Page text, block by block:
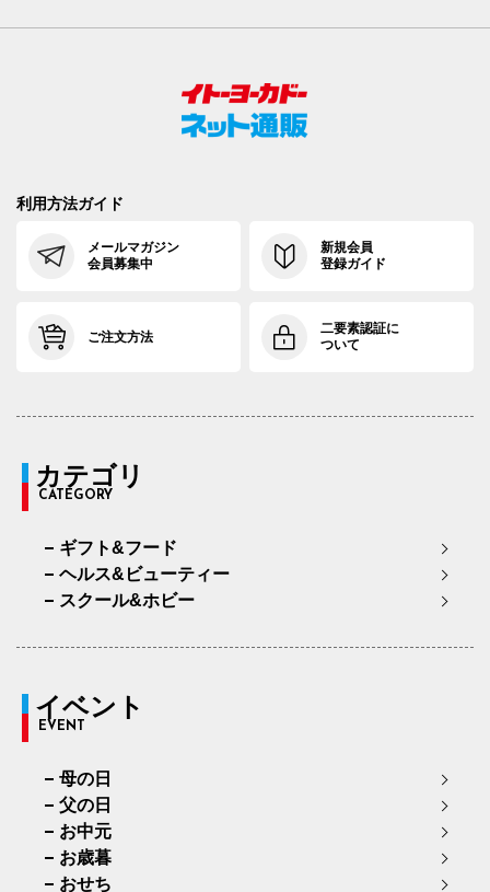
利用方法ガイド
メールマガジン
会員募集中
新規会員
登録ガイド
ご注文方法
二要素認証に
ついて
カテゴリ
CATEGORY
ギフト&フード
ヘルス&ビューティー
スクール&ホビー
イベント
EVENT
母の日
父の日
お中元
お歳暮
おせち